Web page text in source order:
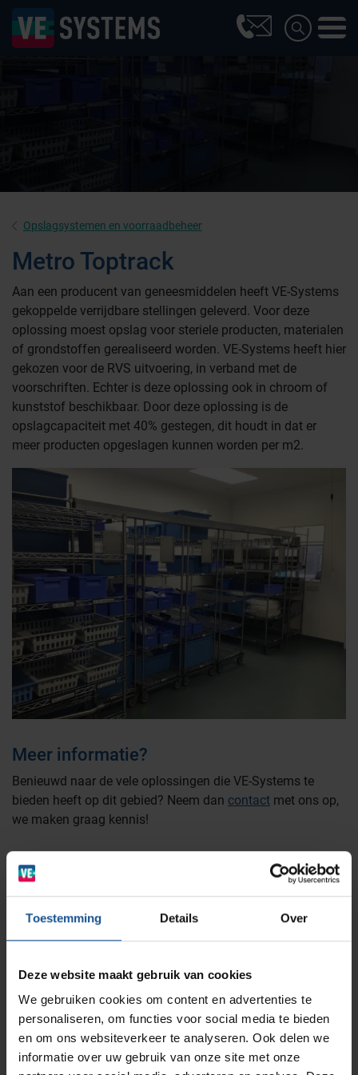
Toestemming Details Over
Deze website maakt gebruik van cookies
We gebruiken cookies om content en advertenties te
personaliseren, om functies voor social media te bieden
en om ons websiteverkeer te analyseren. Ook delen we
informatie over uw gebruik van onze site met onze
Opslagsystemen en voorraadbeheer
Metro Toptrack
Aan een producent van geneesmiddelen heeft VE-Systems
gekoppelde verrijdbare stellingen geleverd. Voor deze
oplossing moest opslag voor steriele producten, materialen
of grondstoffen gerealiseerd worden. VE-Systems heeft hier
gekozen voor de RVS uitvoering, in verband met de
voorschriften. Echter is deze oplossing ook in chroom of
kunststof beschikbaar. Door deze oplossing is de
opslagcapaciteit met 40% gestegen, dit houdt in dat er
meer producten opgeslagen kunnen worden per m2.
Meer informatie?
Benieuwd naar de vele oplossingen die VE-Systems te
bieden heeft op dit gebied? Neem dan contact met ons op,
we maken graag kennis!
Producten bij deze oplossing
Branches
Ziekenhuizen en klinieken
Zorginstellingen
Laboratoria
Cleanrooms
Logistiek en opslag
Afvalinzamelaars
Farmaceutische industrie
Solutions
RVS Werkplekinrichting
Modulaire Inrichtingssystemen
Opslagsystemen en voorraadbeheer
Medische afvalverpakkingen
Infectiepreventie en hygiëne
Opslagmogelijkheden
Medische (verzorgings)wagens
Wastransport
Medicijn- en verbandkasten
Werkplekinrichting
Metro
Zarges
AP Medical
BINBIN
Klantcases
Vacatures